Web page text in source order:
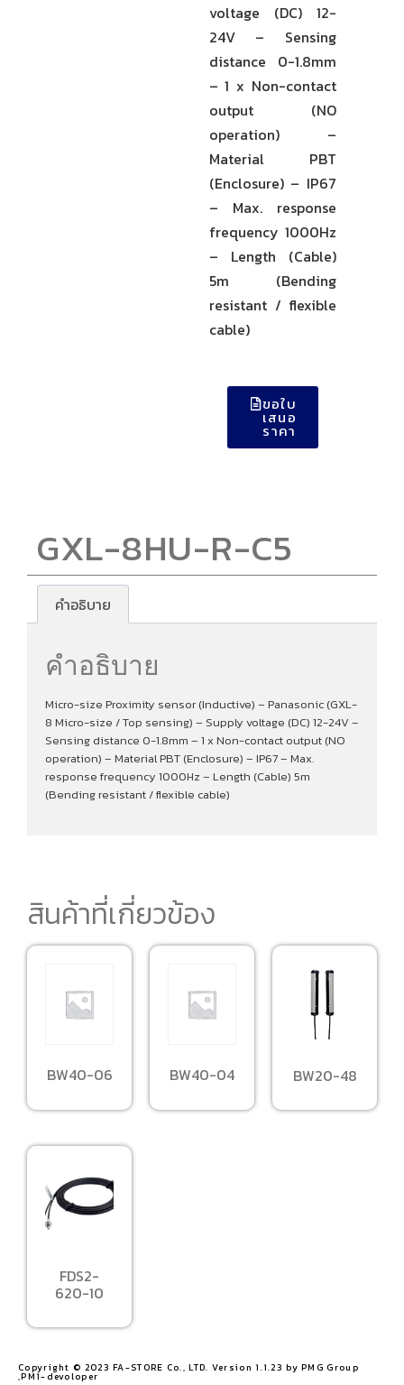
voltage (DC) 12-
24V – Sensing
distance 0-1.8mm
– 1 x Non-contact
output (NO
operation) –
Material PBT
(Enclosure) – IP67
– Max. response
frequency 1000Hz
– Length (Cable)
5m (Bending
resistant / flexible
cable)
ขอใบ
เสนอ
ราคา
GXL-8HU-R-C5
คำอธิบาย
คำอธิบาย
Micro-size Proximity sensor (Inductive) – Panasonic (GXL-
8 Micro-size / Top sensing) – Supply voltage (DC) 12-24V –
Sensing distance 0-1.8mm – 1 x Non-contact output (NO
operation) – Material PBT (Enclosure) – IP67 – Max.
response frequency 1000Hz – Length (Cable) 5m
(Bending resistant / flexible cable)
สินค้าที่เกี่ยวข้อง
BW40-06 BW40-04 BW20-48
FDS2-
620-10
Copyright © 2023 FA-STORE Co., LTD. Version 1.1.23 by PMG Group
,PM1-devoloper​